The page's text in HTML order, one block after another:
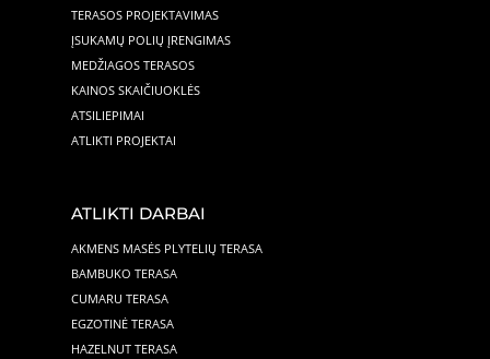
TERASOS PROJEKTAVIMAS
ĮSUKAMŲ POLIŲ ĮRENGIMAS
MEDŽIAGOS TERASOS
KAINOS SKAIČIUOKLĖS
ATSILIEPIMAI
ATLIKTI PROJEKTAI
ATLIKTI DARBAI
AKMENS MASĖS PLYTELIŲ TERASA
BAMBUKO TERASA
CUMARU TERASA
EGZOTINĖ TERASA
HAZELNUT TERASA